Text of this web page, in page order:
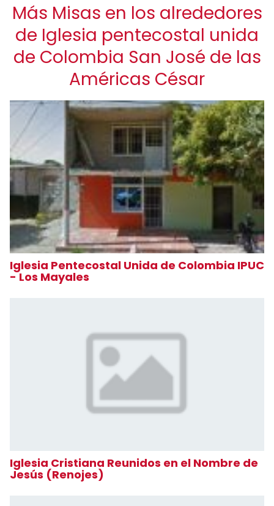
Más Misas en los alrededores
de Iglesia pentecostal unida
de Colombia San José de las
Américas César
Iglesia Pentecostal Unida de Colombia IPUC
- Los Mayales
Iglesia Cristiana Reunidos en el Nombre de
Jesús (Renojes)